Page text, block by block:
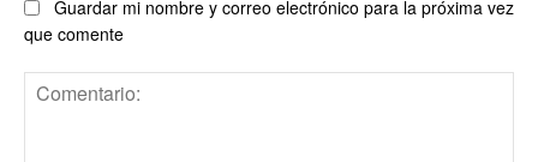
Guardar mi nombre y correo electrónico para la próxima vez
que comente